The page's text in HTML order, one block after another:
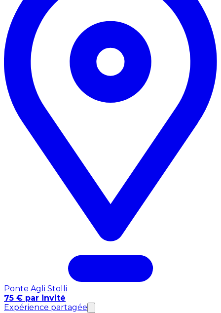
Ponte Agli Stolli
75 € par invité
Expérience partagée